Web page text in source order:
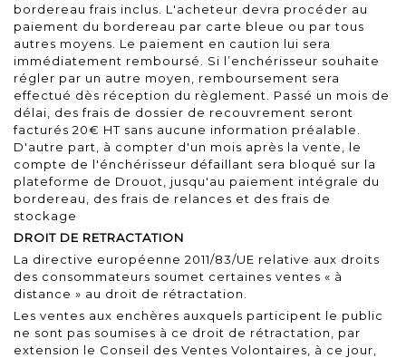
bordereau frais inclus. L'acheteur devra procéder au
paiement du bordereau par carte bleue ou par tous
autres moyens. Le paiement en caution lui sera
immédiatement remboursé. Si l’enchérisseur souhaite
régler par un autre moyen, remboursement sera
effectué dès réception du règlement. Passé un mois de
délai, des frais de dossier de recouvrement seront
facturés 20€ HT sans aucune information préalable.
D'autre part, à compter d'un mois après la vente, le
compte de l'énchérisseur défaillant sera bloqué sur la
plateforme de Drouot, jusqu'au paiement intégrale du
bordereau, des frais de relances et des frais de
stockage
DROIT DE RETRACTATION
La directive européenne 2011/83/UE relative aux droits
des consommateurs soumet certaines ventes « à
distance » au droit de rétractation.
Les ventes aux enchères auxquels participent le public
ne sont pas soumises à ce droit de rétractation, par
extension le Conseil des Ventes Volontaires, à ce jour,